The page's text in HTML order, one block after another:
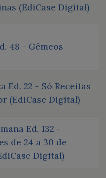
(EdiCase Digital)
48 - Gêmeos
Ed. 22 - Só Receitas
(EdiCase Digital)
Ed. 132 -
de 24 a 30 de
Digital)